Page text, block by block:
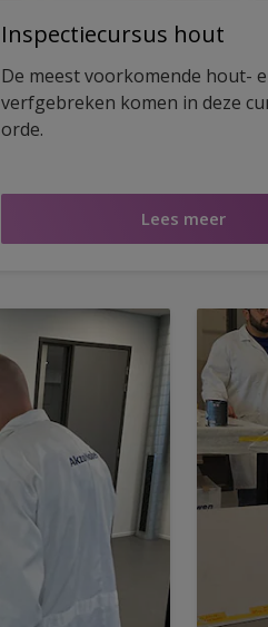
Inspectiecursus hout
De meest voorkomende hout-
verfgebreken komen in deze
orde.
Lees meer